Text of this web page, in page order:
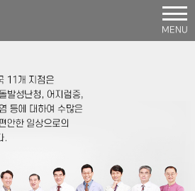
MENU